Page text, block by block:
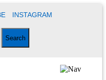
INSTAGRAM